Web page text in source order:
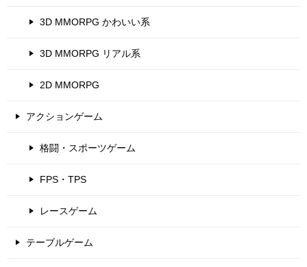
3D MMORPG かわいい系
3D MMORPG リアル系
2D MMORPG
アクションゲーム
格闘・スポーツゲーム
FPS・TPS
レースゲーム
テーブルゲーム